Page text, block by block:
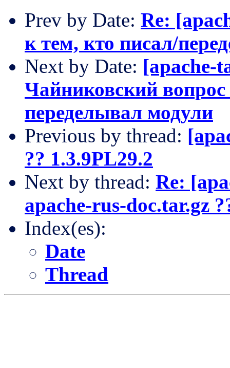
Prev by Date: Re:
к тем, кто писал/
Next by Date: [apache-
Чайниковский
переделывал модули
Previous by thread:
?? 1.3.9PL29.2
Next by thread: Re:
apache-rus-doc.tar.gz
Index(es):
Date
Thread